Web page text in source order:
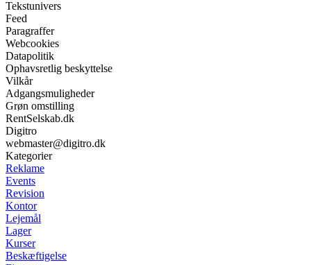
Tekstunivers
Feed
Paragraffer
Webcookies
Datapolitik
Ophavsretlig beskyttelse
Vilkår
Adgangsmuligheder
Grøn omstilling
RentSelskab.dk
Digitro
webmaster@digitro.dk
Kategorier
Reklame
Events
Revision
Kontor
Lejemål
Lager
Kurser
Beskæftigelse